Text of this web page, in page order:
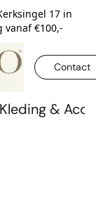
17 in
vanaf €100,-
Contact
Kleding &